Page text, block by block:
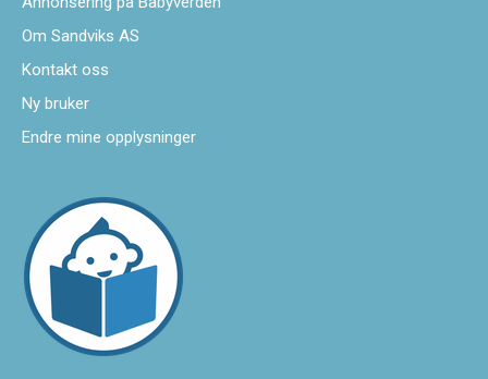
Om Sandviks AS
Kontakt oss
Ny bruker
Endre mine opplysninger